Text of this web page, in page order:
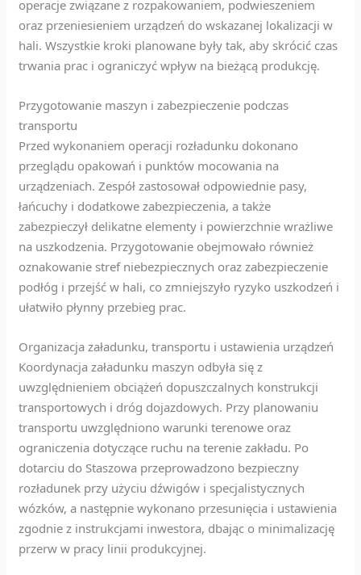
operacje związane z rozpakowaniem, podwieszeniem
oraz przeniesieniem urządzeń do wskazanej lokalizacji w
hali. Wszystkie kroki planowane były tak, aby skrócić czas
trwania prac i ograniczyć wpływ na bieżącą produkcję.
Przygotowanie maszyn i zabezpieczenie podczas
transportu
Przed wykonaniem operacji rozładunku dokonano
przeglądu opakowań i punktów mocowania na
urządzeniach. Zespół zastosował odpowiednie pasy,
łańcuchy i dodatkowe zabezpieczenia, a także
zabezpieczył delikatne elementy i powierzchnie wrażliwe
na uszkodzenia. Przygotowanie obejmowało również
oznakowanie stref niebezpiecznych oraz zabezpieczenie
podłóg i przejść w hali, co zmniejszyło ryzyko uszkodzeń i
ułatwiło płynny przebieg prac.
Organizacja załadunku, transportu i ustawienia urządzeń
Koordynacja załadunku maszyn odbyła się z
uwzględnieniem obciążeń dopuszczalnych konstrukcji
transportowych i dróg dojazdowych. Przy planowaniu
transportu uwzględniono warunki terenowe oraz
ograniczenia dotyczące ruchu na terenie zakładu. Po
dotarciu do Staszowa przeprowadzono bezpieczny
rozładunek przy użyciu dźwigów i specjalistycznych
wózków, a następnie wykonano przesunięcia i ustawienia
zgodnie z instrukcjami inwestora, dbając o minimalizację
przerw w pracy linii produkcyjnej.